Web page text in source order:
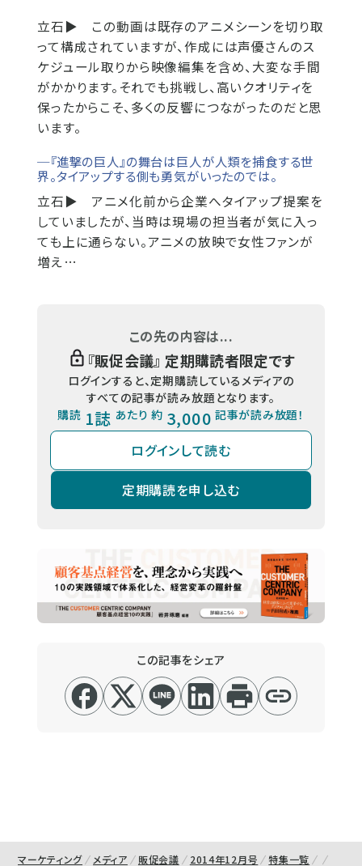
立石▶ この動画は既存のアニメシーンを切り取
って構成されていますが、作成には声優さんのス
ケジュール取りから映像編集を含め、大変な手間
がかかります。それでも挑戦し、高いクオリティを
保ったからこそ、多くの反響につながったのだと思
います。
─『進撃の巨人』の舞台は巨人が人類を捕食する世
界。タイアップする側も勇気がいったのでは。
立石▶ アニメ化前から企業へタイアップ提案を
していましたが、当時は現場の担当者が気に入っ
ても上に通らない。アニメの放映で女性ファンが
増え…
この先の内容は...
『販促会議』 定期購読者限定です
ログインすると、定期購読しているメディアの
すべての記事が読み放題となります。
購読 1誌 あたり 約 3,000 記事が読み放題！
ログインして読む
定期購読を申し込む
この記事をシェア
マーケティング メディア 販促会議 2014年12月号 特集一覧